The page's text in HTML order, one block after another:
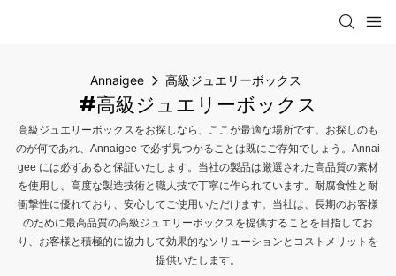
Annaigee 高級ジュエリーボックス
#高級ジュエリーボックス
高級ジュエリーボックスをお探しなら、ここが最適な場所です。お探しのも
のが何であれ、Annaigee で必ず見つかることは既にご存知でしょう。Annai
gee には必ずあると保証いたします。当社の製品は厳選された高品質の素材
を使用し、高度な製造技術と職人技で丁寧に作られています。耐腐食性と耐
衝撃性に優れており、安心してご使用いただけます。当社は、長期のお客様
のために最高品質の高級ジュエリーボックスを提供することを目指してお
り、お客様と積極的に協力して効果的なソリューションとコストメリットを
提供いたします。